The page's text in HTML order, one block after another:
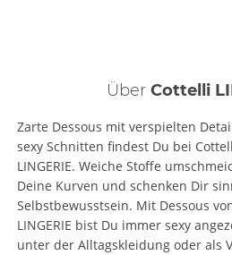
Über Cottelli
Zarte Dessous mit verspielten
sexy Schnitten findest Du bei
LINGERIE. Weiche Stoffe
Deine Kurven und schenken Dir
Selbstbewusstsein. Mit Dessous
LINGERIE bist Du immer sexy
unter der Alltagskleidung oder als